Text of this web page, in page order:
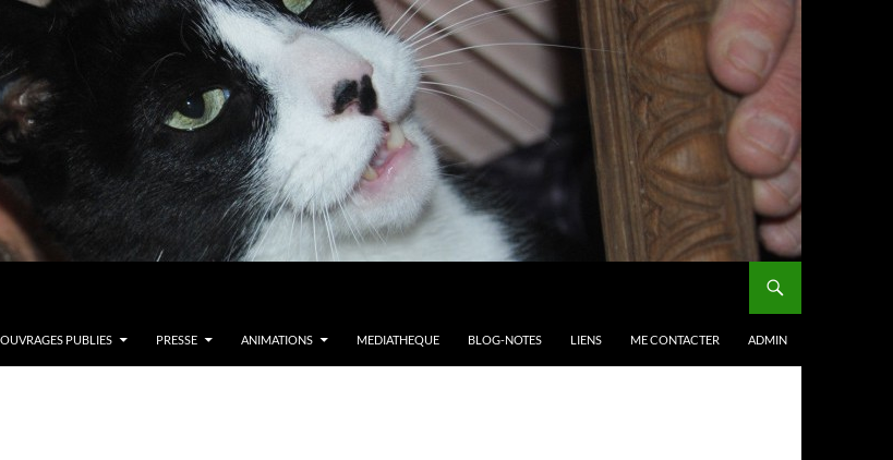
OUVRAGES PUBLIES PRESSE ANIMATIONS MEDIATHEQUE BLOG-NOTES LIENS ME CONTACTER ADMIN